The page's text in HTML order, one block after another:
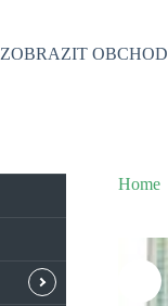
ZOBRAZIT OBCHOD
Home